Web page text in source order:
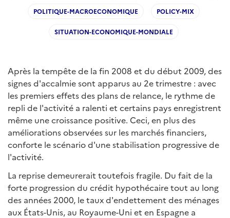
POLITIQUE-MACROECONOMIQUE POLICY-MIX
SITUATION-ECONOMIQUE-MONDIALE
Après la tempête de la fin 2008 et du début 2009, des
signes d'accalmie sont apparus au 2e trimestre : avec
les premiers effets des plans de relance, le rythme de
repli de l'activité a ralenti et certains pays enregistrent
même une croissance positive. Ceci, en plus des
améliorations observées sur les marchés financiers,
conforte le scénario d'une stabilisation progressive de
l'activité.
La reprise demeurerait toutefois fragile. Du fait de la
forte progression du crédit hypothécaire tout au long
des années 2000, le taux d'endettement des ménages
aux États-Unis, au Royaume-Uni et en Espagne a